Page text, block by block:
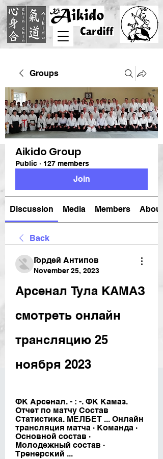
Groups
Aikido Group
Public · 127 members
Join
Discussion Media Members About
Back
Гордей Антипов
November 25, 2023
Арсенал Тула КАМАЗ
смотреть онлайн
трансляцию 25
ноября 2023
ФК Арсенал. - : -. ФК Камаз.
Отчет по матчу Состав
Статистика. МЕЛБЕТ ... Онлайн
трансляция матча · Команда ·
Основной состав ·
Молодежный состав ·
Тренерский ...